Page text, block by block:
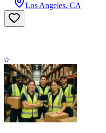
Los Angeles, CA